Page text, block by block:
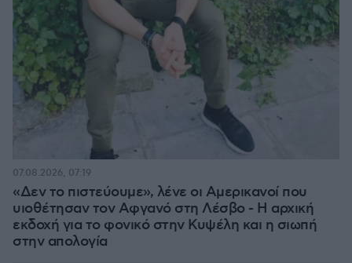
«Δεν το πιστεύουμε», λένε οι Αμερικανοί που
υιοθέτησαν τον Αφγανό στη Λέσβο - Η αρχική
εκδοχή για το φονικό στην Κυψέλη και η σιωπή
στην απολογία
07.08.2026, 07:19